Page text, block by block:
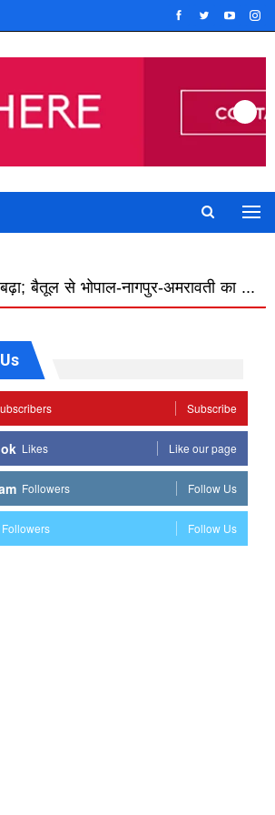
अमरावती का ... दतिया
Subscribe
Likes Like our page
Followers Follow Us
Followers Follow Us